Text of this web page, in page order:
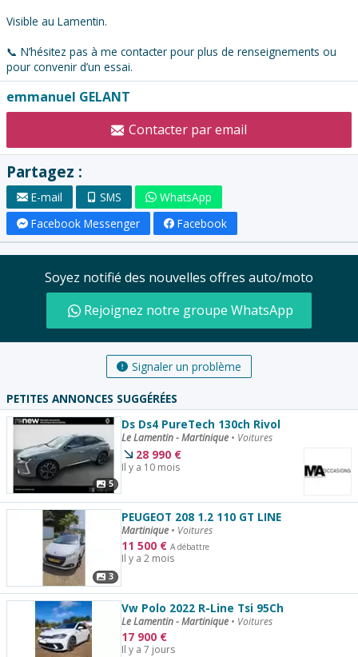
Visible au Lamentin.
📞 N’hésitez pas à me contacter pour plus de renseignements ou
pour convenir d’un essai.
Contacter
l'annonceur
emmanuel GELANT
Contacter par email
Partagez :
E-mail SMS
WhatsApp
Facebook Messenger
Facebook
Soyez notifié des nouvelles offres auto/moto
Rejoignez notre groupe WhatsApp
Signaler un problème
PETITES ANNONCES SUGGÉRÉES
5
Ds Ds4 PureTech 130ch Rivol
Le Lamentin - Martinique • Voitures
28 990 €
Il y a 10 mois
3
PEUGEOT 208 1.2 110 GT LINE
Martinique • Voitures
11 500 € A débattre
Il y a 2 mois
Vw Polo 2022 R-Line Tsi 95Ch
Le Lamentin - Martinique • Voitures
17 900 €
Il y a 7 jours